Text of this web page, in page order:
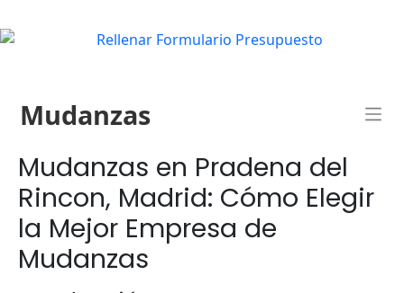
Mudanzas
Mudanzas en Pradena del
Rincon, Madrid: Cómo Elegir
la Mejor Empresa de
Mudanzas